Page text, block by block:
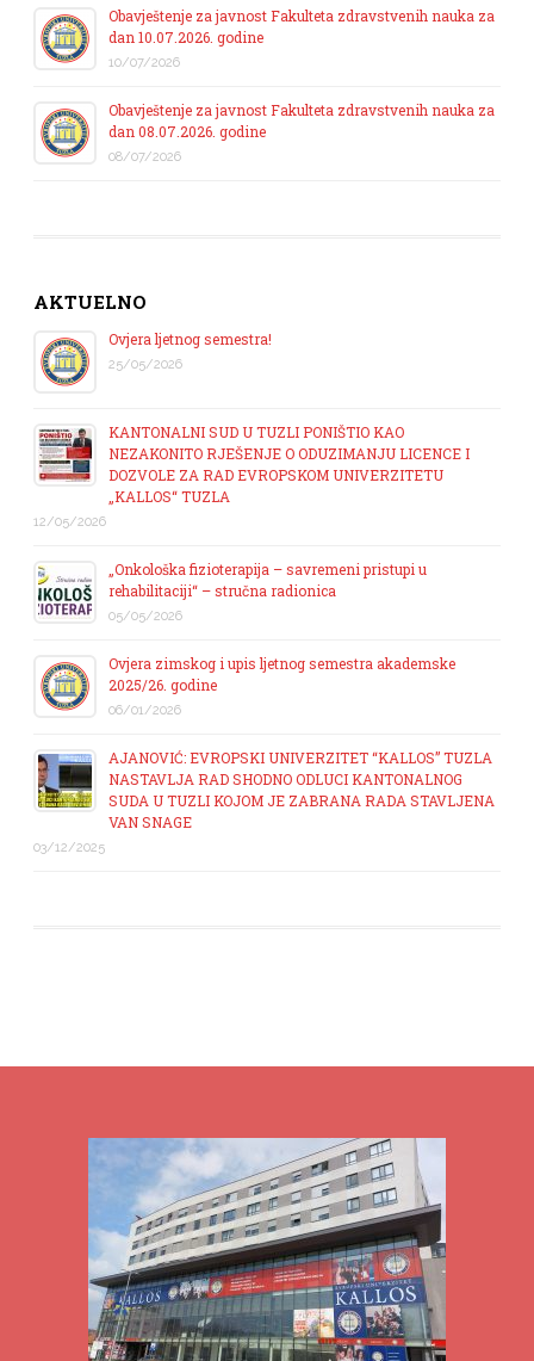
Obavještenje za javnost Fakulteta zdravstvenih nauka za
dan 10.07.2026. godine
10/07/2026
Obavještenje za javnost Fakulteta zdravstvenih nauka za
dan 08.07.2026. godine
08/07/2026
AKTUELNO
Ovjera ljetnog semestra!
25/05/2026
KANTONALNI SUD U TUZLI PONIŠTIO KAO
NEZAKONITO RJEŠENJE O ODUZIMANJU LICENCE I
DOZVOLE ZA RAD EVROPSKOM UNIVERZITETU
„KALLOS“ TUZLA
12/05/2026
„Onkološka fizioterapija – savremeni pristupi u
rehabilitaciji“ – stručna radionica
05/05/2026
Ovjera zimskog i upis ljetnog semestra akademske
2025/26. godine
06/01/2026
AJANOVIĆ: EVROPSKI UNIVERZITET “KALLOS” TUZLA
NASTAVLJA RAD SHODNO ODLUCI KANTONALNOG
SUDA U TUZLI KOJOM JE ZABRANA RADA STAVLJENA
VAN SNAGE
03/12/2025